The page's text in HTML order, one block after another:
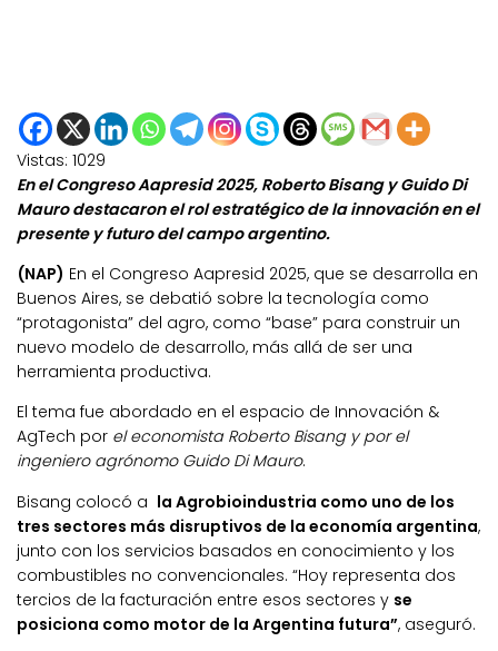
Vistas: 1029
En el Congreso Aapresid 2025, Roberto Bisang y Guido Di
Mauro destacaron el rol estratégico de la innovación en el
presente y futuro del campo argentino.
(NAP) En el Congreso Aapresid 2025, que se desarrolla en
Buenos Aires, se debatió sobre la tecnología como
“protagonista” del agro, como “base” para construir un
nuevo modelo de desarrollo, más allá de ser una
herramienta productiva.
El tema fue abordado en el espacio de Innovación &
AgTech por el economista Roberto Bisang y por el
ingeniero agrónomo Guido Di Mauro.
Bisang colocó a la Agrobioindustria como uno de los
tres sectores más disruptivos de la economía argentina,
junto con los servicios basados en conocimiento y los
combustibles no convencionales. “Hoy representa dos
tercios de la facturación entre esos sectores y se
posiciona como motor de la Argentina futura”, aseguró.